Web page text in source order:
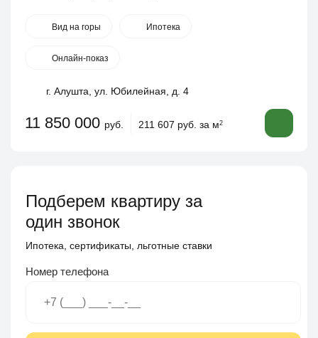
Вид на горы Ипотека
Онлайн-показ
г. Алушта, ул. Юбилейная, д. 4
11 850 000 руб. 211 607 руб. за м2
Подберем квартиру за
один звонок
Ипотека, сертификаты, льготные ставки
Номер телефона